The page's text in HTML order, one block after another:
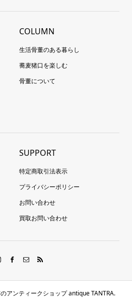
COLUMN
生活骨董のある暮らし
蕎麦猪口を楽しむ
骨董について
SUPPORT
特定商取引法表示
プライバシーポリシー
お問い合わせ
買取お問い合わせ
アンティークショップ antique TANTRA.